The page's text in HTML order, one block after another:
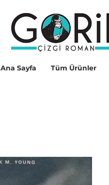
Ana Sayfa Tüm Ürünler